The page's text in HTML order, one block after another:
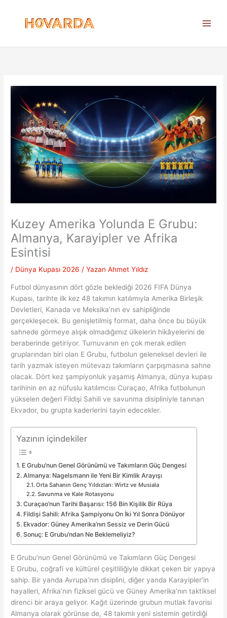
Kuzey Amerika Yolunda E Grubu:
Almanya, Karayipler ve Afrika
Esintisi
/ Dünya Kupası 2026 / Yazan Ahmet Yıldız
Futbol dünyasının dört gözle beklediği 2026 FIFA Dünya
Kupası, tarihte ilk kez 48 takımın katılımıyla Amerika Birleşik
Devletleri, Kanada ve Meksika’nın ev sahipliğinde
gerçekleşecek. Bu genişletilmiş format, daha önce bu büyük
sahnede görmeye alışık olmadığımız ülkelerin hikâyelerini de
beraberinde getiriyor. Turnuvanın en çok merak edilen
gruplarından biri olan E Grubu, futbolun geleneksel devleri ile
tarih yazmak isteyen mütevazı takımların çarpışmasına sahne
olacak. Dört kez şampiyonluk yaşamış Almanya, dünya kupası
tarihinin en az nüfuslu katılımcısı Curaçao, Afrika futbolunun
yükselen değeri Fildişi Sahili ve savunma disipliniyle tanınan
Ekvador, bu grupta kaderlerini tayin edecekler.
Yazının içindekiler
E Grubu’nun Genel Görünümü ve Takımların Güç Dengesi
Almanya: Nagelsmann ile Yeni Bir Kimlik Arayışı
Orta Sahanın Genç Yıldızları: Wirtz ve Musiala
Savunma ve Kale Rotasyonu
Curaçao’nun Tarihi Başarısı: 156 Bin Kişilik Bir Rüya
Fildişi Sahili: Afrika Şampiyonu On İki Yıl Sonra Dönüyor
Ekvador: Güney Amerika’nın Sessiz ve Derin Gücü
Sonuç: E Grubu’ndan Ne Beklemeliyiz?
E Grubu’nun Genel Görünümü ve Takımların Güç Dengesi
E Grubu, coğrafi ve kültürel çeşitliliğiyle dikkat çeken bir yapıya
sahip. Bir yanda Avrupa’nın disiplini, diğer yanda Karayipler’in
hayalleri, Afrika’nın fiziksel gücü ve Güney Amerika’nın taktiksel
direnci bir araya geliyor. Kağıt üzerinde grubun mutlak favorisi
Almanya olarak görünse de, 48 takımlı yeni sistemin getirdiği